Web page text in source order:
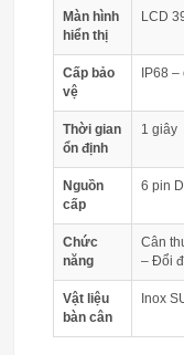
Màn hình
hiển thị
LCD
Cấp bảo
vệ
IP68
Thời gian
ổn định
1 giây
Nguồn
cấp
6 pin
Chức
năng
Cân
– Đổi
Vật liệu
bàn cân
Inox